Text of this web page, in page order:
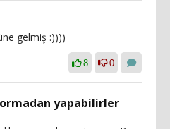
gelmiş :))))
8 0
yapabilirler